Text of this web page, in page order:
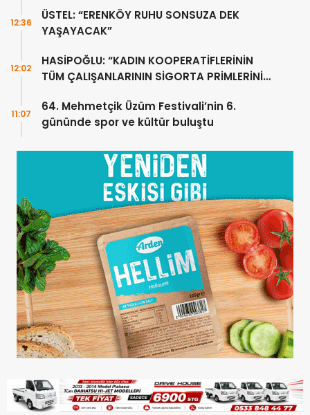
ÜSTEL: “ERENKÖY RUHU SONSUZA DEK
YAŞAYACAK”
12:36
HASİPOĞLU: “KADIN KOOPERATİFLERİNİN
TÜM ÇALIŞANLARININ SİGORTA PRİMLERİNİ
12:02
64. Mehmetçik Üzüm Festivali’nin 6.
gününde spor ve kültür buluştu
11:07